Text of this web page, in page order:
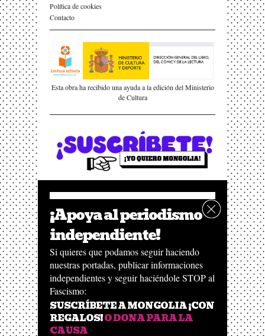
Política de cookies
Contacto
Esta obra ha recibido una ayuda a la edición del Ministerio
de Cultura
¡Apoya al periodismo
independiente!
Si quieres que podamos seguir haciendo
nuestras portadas, publicar informaciones
independientes y seguir haciéndole STOP al
Fascismo:
SUSCRÍBETE A MONGOLIA ¡CON
REGALOS!O DONA PARA LA
CAUSA